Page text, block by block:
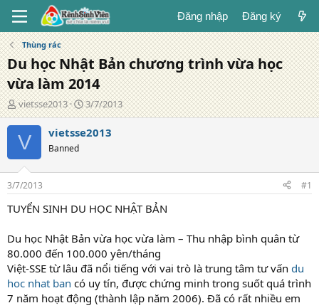
Đăng nhập Đăng ký
Thùng rác
Du học Nhật Bản chương trình vừa học
vừa làm 2014
T
á
c
g
ả
vietsse2013
N
g
à
g
3/7/2013
V vietsse2013
Banned
3/7/2013 #1
TUYỂN SINH DU HỌC NHẬT BẢN
Du học Nhật Bản vừa học vừa làm – Thu nhập bình quân từ
80.000 đến 100.000 yên/tháng
Việt-SSE từ lâu đã nổi tiếng với vai trò là trung tâm tư vấn du
hoc nhat ban có uy tín, được chứng minh trong suốt quá trình
7 năm hoạt động (thành lập năm 2006). Đã có rất nhiều em